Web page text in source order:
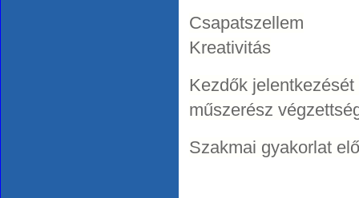
Csapatszellem
Kreativitás
Kezdők
műszerész
Szakmai gyakorlat